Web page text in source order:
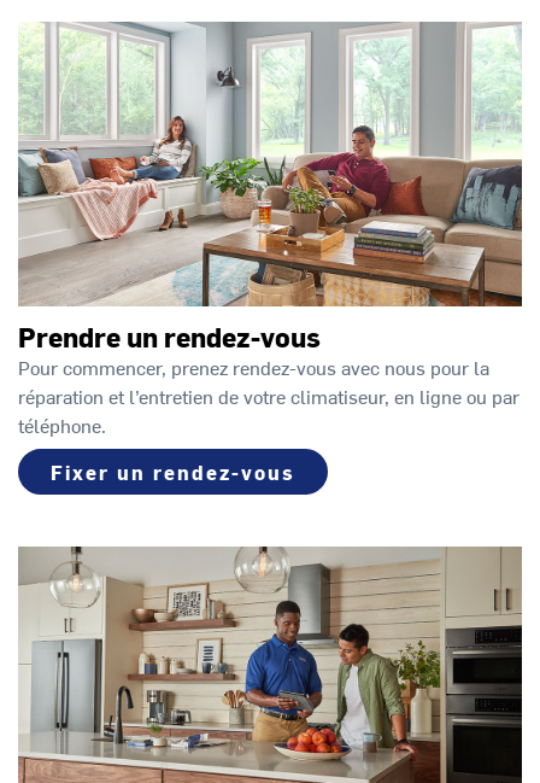
Prendre un rendez-vous
Pour commencer, prenez rendez-vous avec nous pour la
réparation et l’entretien de votre climatiseur, en ligne ou par
téléphone.
Fixer un rendez-vous